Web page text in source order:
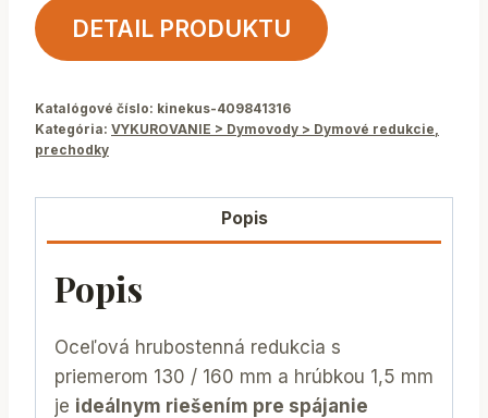
DETAIL PRODUKTU
Katalógové číslo: kinekus-409841316
Kategória: VYKUROVANIE > Dymovody > Dymové redukcie,
prechodky
Popis
Popis
Oceľová hrubostenná redukcia s
priemerom 130 / 160 mm a hrúbkou 1,5 mm
je ideálnym riešením pre spájanie